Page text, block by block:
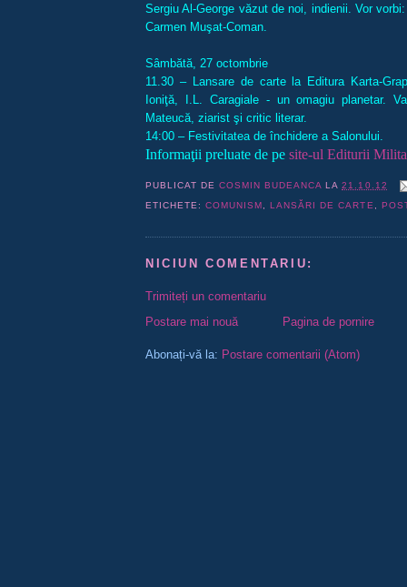
Sergiu Al-George văzut de noi, indienii. Vor
Carmen Muşat-Coman.
Sâmbătă, 27 octombrie
11.30 – Lansare de carte la Editura Karta-
Ioniţă, I.L. Caragiale - un omagiu planetar.
Mateucă, ziarist şi critic literar.
14:00 – Festivitatea de închidere a Salonului.
Informaţii preluate de pe site-ul Editurii
PUBLICAT DECOSMIN BUDEANCA LA21.10.12
ETICHETE:COMUNISM,LANSĂRI DE CARTE,
NICIUN COMENTARIU:
Trimiteți un comentariu
Postare mai nouă
Pagina de pornire
Abonați-vă la: Postare comentarii (Atom)